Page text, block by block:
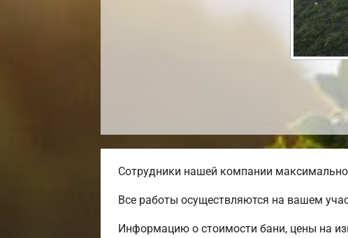
Сотрудники нашей компании
Все работы осуществляются на вашем
Информацию о стоимости бани, цены на